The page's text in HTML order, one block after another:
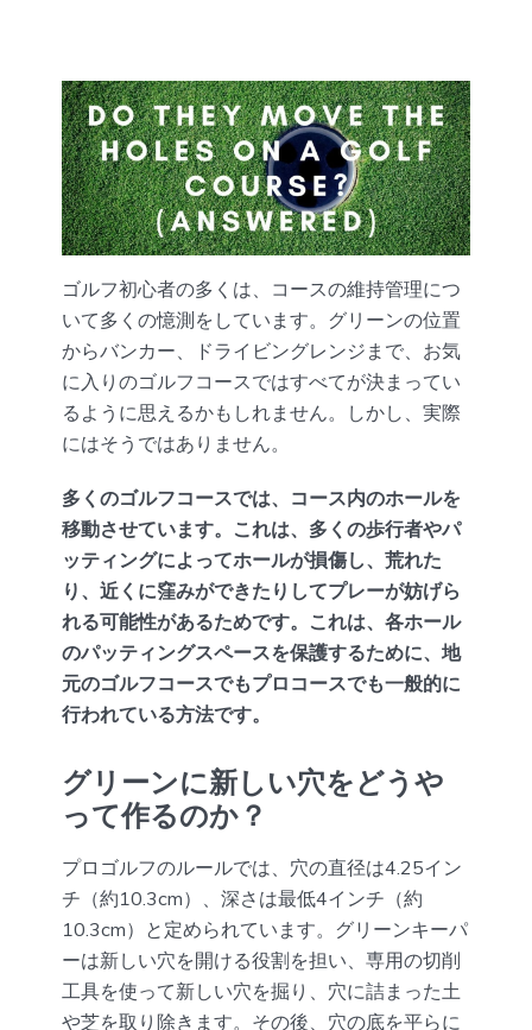
ゴルフ初心者の多くは、コースの維持管理につ
いて多くの憶測をしています。グリーンの位置
からバンカー、ドライビングレンジまで、お気
に入りのゴルフコースではすべてが決まってい
るように思えるかもしれません。しかし、実際
にはそうではありません。
多くのゴルフコースでは、コース内のホールを
移動させています。これは、多くの歩行者やパ
ッティングによってホールが損傷し、荒れた
り、近くに窪みができたりしてプレーが妨げら
れる可能性があるためです。これは、各ホール
のパッティングスペースを保護するために、地
元のゴルフコースでもプロコースでも一般的に
行われている方法です。
グリーンに新しい穴をどうや
って作るのか？
プロゴルフのルールでは、穴の直径は4.25イン
チ（約10.3cm）、深さは最低4インチ（約
10.3cm）と定められています。グリーンキーパ
ーは新しい穴を開ける役割を担い、専用の切削
工具を使って新しい穴を掘り、穴に詰まった土
や芝を取り除きます。その後、穴の底を平らに